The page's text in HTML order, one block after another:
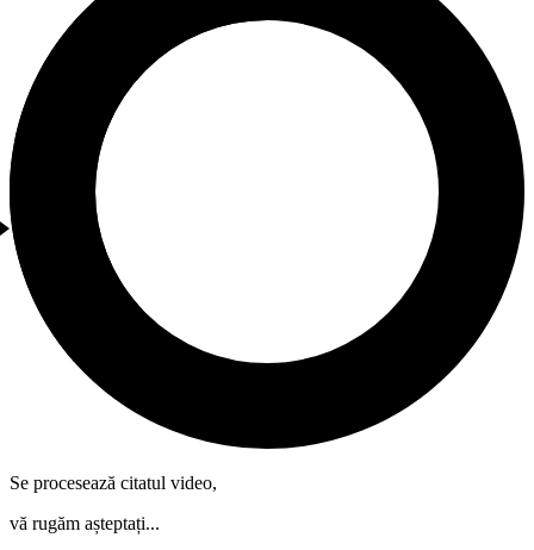
Se procesează citatul video,
vă rugăm așteptați...